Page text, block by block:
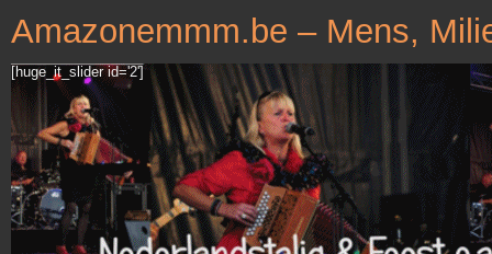
Amazonemmm.be – Mens,
[huge_it_slider id='2']